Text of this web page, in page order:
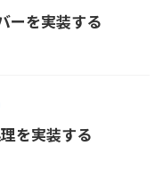
ーを実装する
を実装する